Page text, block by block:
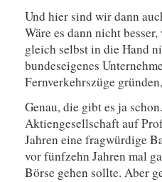
Und hier sind wir dann
Wäre es dann nicht
gleich selbst in die Hand
bundeseigenes
Fernverkehrszüge
Genau, die gibt es ja
Aktiengesellschaft auf
Jahren eine fragwürdige
vor fünfzehn Jahren mal
Börse gehen sollte. Aber